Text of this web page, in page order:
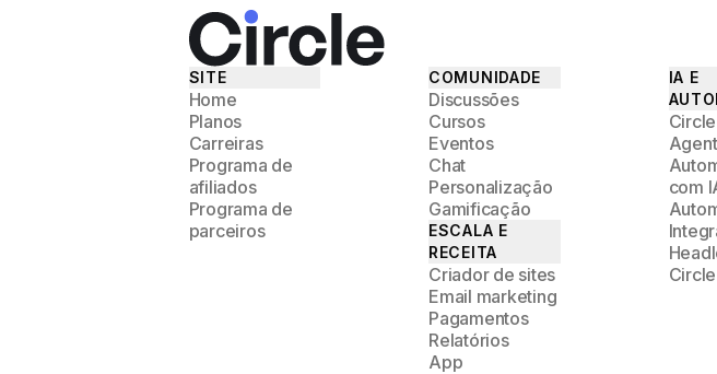
SITE
Home
Planos
Carreiras
Programa de
afiliados
Programa de
parceiros
COMUNIDADE
Discussões
Cursos
Eventos
Chat
Personalização
Gamificação
ESCALA E
RECEITA
Criador de sites
Email marketing
Pagamentos
Relatórios
App
IA E
com